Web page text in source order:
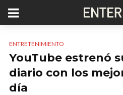
ENTRETENIMIENTO
YouTube estrenó
diario con los
día